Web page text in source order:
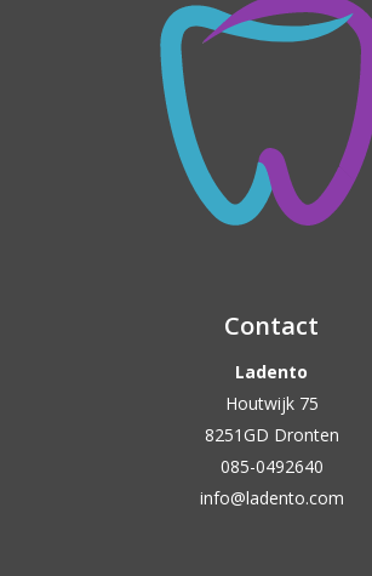
Contact
Ladento
Houtwijk 75
8251GD Dronten
085-0492640
info@ladento.com